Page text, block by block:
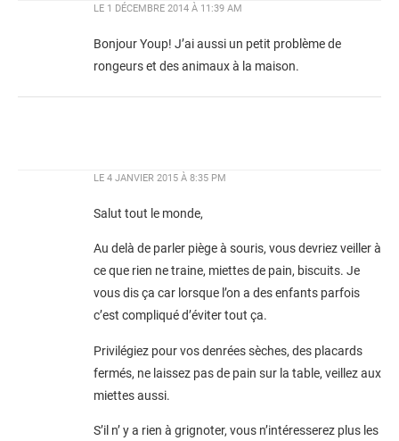
LE 1 DÉCEMBRE 2014 À 11:39 AM
Bonjour Youp! J’ai aussi un petit problème de
rongeurs et des animaux à la maison.
LE 4 JANVIER 2015 À 8:35 PM
Salut tout le monde,
Au delà de parler piège à souris, vous devriez veiller à
ce que rien ne traine, miettes de pain, biscuits. Je
vous dis ça car lorsque l’on a des enfants parfois
c’est compliqué d’éviter tout ça.
Privilégiez pour vos denrées sèches, des placards
fermés, ne laissez pas de pain sur la table, veillez aux
miettes aussi.
S’il n’ y a rien à grignoter, vous n’intéresserez plus les